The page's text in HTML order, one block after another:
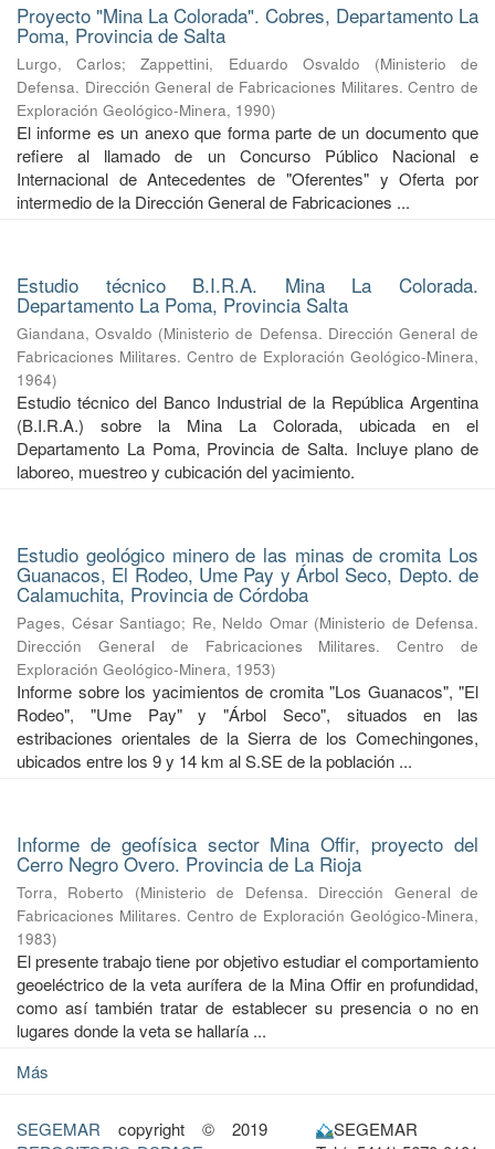
Proyecto "Mina La Colorada". Cobres, Departamento La
Poma, Provincia de Salta
Lurgo, Carlos;Zappettini, Eduardo Osvaldo (Ministerio de
Defensa. Dirección General de Fabricaciones Militares. Centro de
Exploración Geológico-Minera, 1990)
El informe es un anexo que forma parte de un documento que
refiere al llamado de un Concurso Público Nacional e
Internacional de Antecedentes de "Oferentes" y Oferta por
intermedio de la Dirección General de Fabricaciones ...
Estudio técnico B.I.R.A. Mina La Colorada.
Departamento La Poma, Provincia Salta
Giandana, Osvaldo (Ministerio de Defensa. Dirección General de
Fabricaciones Militares. Centro de Exploración Geológico-Minera,
1964)
Estudio técnico del Banco Industrial de la República Argentina
(B.I.R.A.) sobre la Mina La Colorada, ubicada en el
Departamento La Poma, Provincia de Salta. Incluye plano de
laboreo, muestreo y cubicación del yacimiento.
Estudio geológico minero de las minas de cromita Los
Guanacos, El Rodeo, Ume Pay y Árbol Seco, Depto. de
Calamuchita, Provincia de Córdoba
Pages, César Santiago; Re, Neldo Omar (Ministerio de Defensa.
Dirección General de Fabricaciones Militares. Centro de
Exploración Geológico-Minera, 1953)
Informe sobre los yacimientos de cromita "Los Guanacos", "El
Rodeo", "Ume Pay" y "Árbol Seco", situados en las
estribaciones orientales de la Sierra de los Comechingones,
ubicados entre los 9 y 14 km al S.SE de la población ...
Informe de geofísica sector Mina Offir, proyecto del
Cerro Negro Overo. Provincia de La Rioja
Torra, Roberto (Ministerio de Defensa. Dirección General de
Fabricaciones Militares. Centro de Exploración Geológico-Minera,
1983)
El presente trabajo tiene por objetivo estudiar el comportamiento
geoeléctrico de la veta aurífera de la Mina Offir en profundidad,
como así también tratar de establecer su presencia o no en
lugares donde la veta se hallaría ...
Más
SEGEMAR copyright © 2019
SEGEMAR